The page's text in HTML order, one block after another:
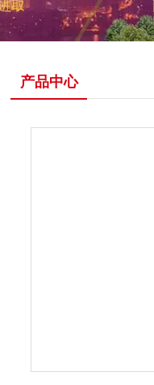
产品中心